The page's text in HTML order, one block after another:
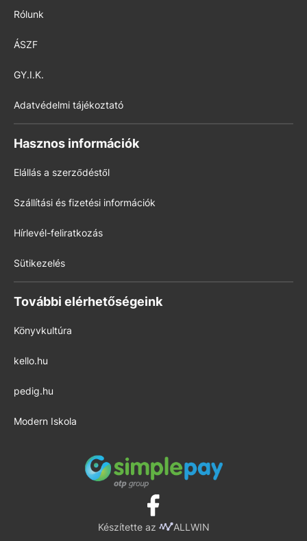
Rólunk
ÁSZF
GY.I.K.
Adatvédelmi tájékoztató
Hasznos információk
Elállás a szerződéstől
Szállítási és fizetési információk
Hírlevél-feliratkozás
Sütikezelés
További elérhetőségeink
Könyvkultúra
kello.hu
pedig.hu
Modern Iskola
Készítette az ALLWIN